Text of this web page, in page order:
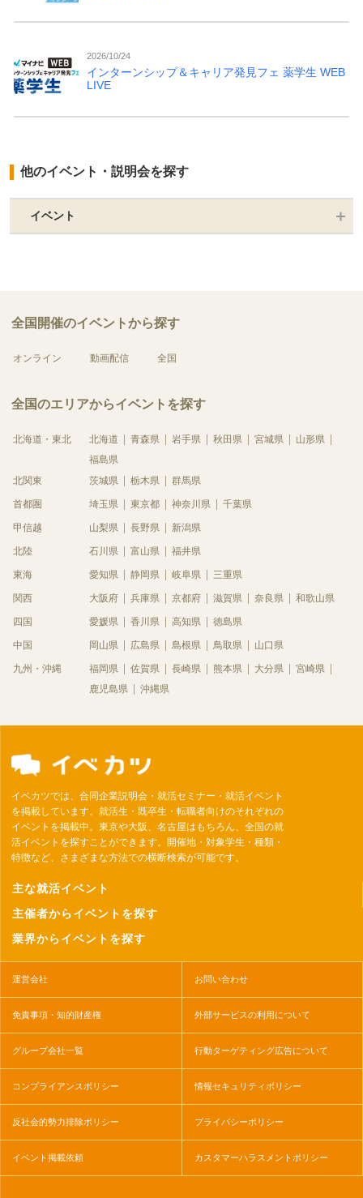
2026/10/24
インターンシップ＆キャリア発見フェ 薬学生 WEB
LIVE
他のイベント・説明会を探す
イベント
全国開催のイベントから探す
オンライン 動画配信 全国
全国のエリアからイベントを探す
北海道・東北 北海道 青森県 岩手県 秋田県 宮城県
山形県
福島県
北関東
茨城県 栃木県 群馬県
首都圏 埼玉県 東京都 神奈川県 千葉県
甲信越 山梨県 長野県 新潟県
北陸 石川県 富山県 福井県
東海 愛知県 静岡県 岐阜県 三重県
関西 大阪府 兵庫県 京都府 滋賀県 奈良県 和歌山県
四国 愛媛県 香川県 高知県 徳島県
中国 岡山県 広島県 島根県 鳥取県 山口県
九州・沖縄 福岡県 佐賀県 長崎県 熊本県 大分県
宮崎県
鹿児島県
沖縄県
イベカツでは、合同企業説明会・就活セミナー・就活イベント
を掲載しています。就活生・既卒生・転職者向けのそれぞれの
イベントを掲載中。東京や大阪、名古屋はもちろん、全国の就
活イベントを探すことができます。開催地・対象学生・種類・
特徴など、さまざまな方法での横断検索が可能です。
主な就活イベント
主催者からイベントを探す
業界からイベントを探す
運営会社 お問い合わせ
免責事項・知的財産権 外部サービスの利用について
グループ会社一覧 行動ターゲティング広告について
コンプライアンスポリシー 情報セキュリティポリシー
反社会的勢力排除ポリシー プライバシーポリシー
イベント掲載依頼 カスタマーハラスメントポリシー